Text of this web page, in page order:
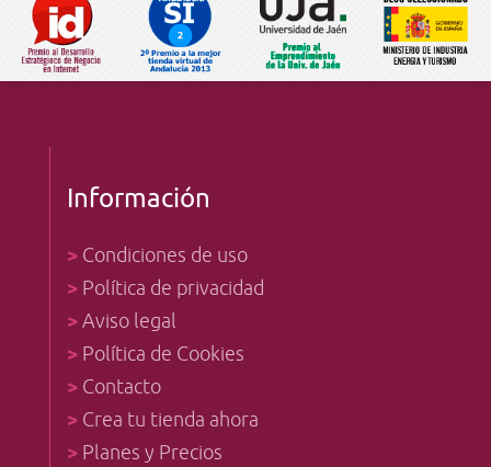
Información
> Condiciones de uso
> Política de privacidad
>Aviso legal
> Política de Cookies
> Contacto
> Crea tu tienda ahora
> Planes y Precios